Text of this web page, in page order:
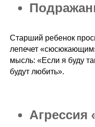
Старший ребенок
лепечет
мысль: «Если я буду
будут любить».
Агрессия